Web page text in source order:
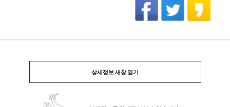
상세정보 새창 열기